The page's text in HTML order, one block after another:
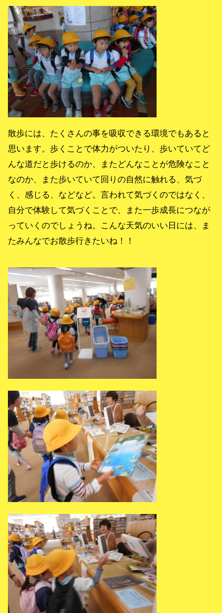
散歩には、たくさんの事を吸収できる環境でもあると
思います。歩くことで体力がついたり、歩いていてど
んな道だと歩けるのか、またどんなことが危険なこと
なのか、また歩いていて回りの自然に触れる、気づ
く、感じる、などなど。言われて気づくのではなく、
自分で体験して気づくことで、また一歩成長につなが
っていくのでしょうね。こんな天気のいい日には、ま
たみんなでお散歩行きたいね！！